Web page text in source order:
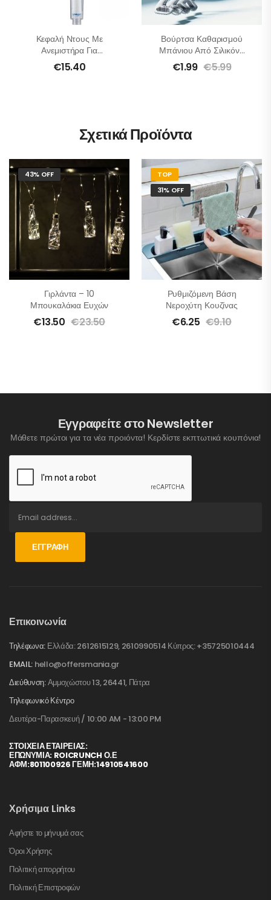
Κεφαλή Ντους Με
Ανεμιστήρα Για
Εξοικονόμηση Νερού
€15.40
Βούρτσα Καθαρισμού
Μπάνιου Από Σιλικόνη
Με Γάντζο
€1.99 €5.99
Σχετικά Προϊόντα
43% OFF
Γιρλάντα – 10
Μπουκαλάκια Ευχών
€13.50 €23.50
TOP
31% OFF
Ρυθμιζόμενη Βάση
Νεροχύτη Κουζίνας
€6.25 €9.10
Εγγραφείτε στο Newsletter
Μάθετε πρώτοι για τα νέα προιόντα! Κερδίστε εκπτωτικά κουπόνια!
ΕΓΓΡΑΦΉ
Επικοινωνία
Τηλέφωνα: Ελλάδα: 2612615129, 2610990514 Κύπρος: +35725010444
EMAIL: hello@offersmania.gr
Διεύθυνση:Αμμοχώστου 13, 26441, Πάτρα
Τηλεφωνικό Κέντρο
Δευτέρα-Παρασκευή / 10:00 AM - 13:00 PM
ΣΤΟΙΧΕΊΑ ΕΤΑΙΡΕΊΑΣ:
ΕΠΩΝΥΜΙΑ: ROICRUNCH Ο.Ε
ΑΦΜ:801100926 ΓΕΜΗ:14910541600
Χρήσιμα Links
Αφήστε το μήνυμά σας
Όροι Χρήσης
Πολιτική απορρήτου
Πολιτική Επιστροφών